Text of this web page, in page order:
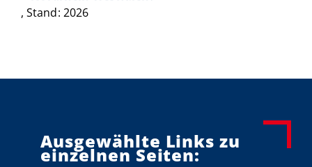
, Stand: 2026
Ausgewählte Links zu
einzelnen Seiten: